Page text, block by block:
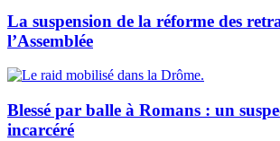
La suspension de la réforme des
l’Assemblée
Blessé par balle à Romans : un
incarcéré